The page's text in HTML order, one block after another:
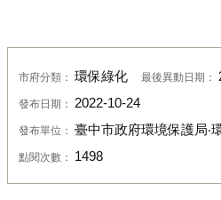
市府分類： 環保綠化 最後異動日期：
發布日期： 2022-10-24
發布單位： 臺中市政府環境保護局‧
點閱次數： 1498